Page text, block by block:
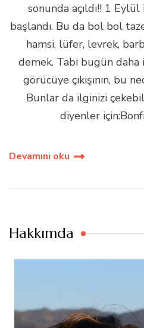
sonunda açıldı!! 1
başlandı. Bu da bol bol
hamsi, lüfer, levrek,
demek. Tabi bugün daha
görücüye çıkışının, bu
Bunlar da ilginizi
diyenler
Devamını oku
Hakkımda